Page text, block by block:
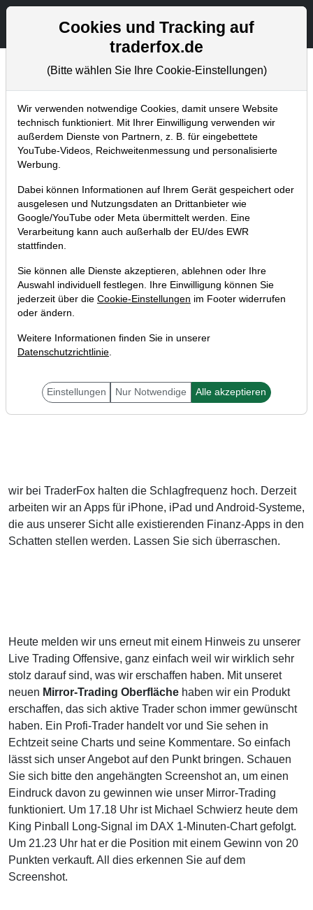
Aktien- und Artikelsuche
Aktuelles
Home Blog Aktuelles
DAX Trading: Heute hat Michael
Schwierz 2 Volltreffer gelandet!
09.01.2013 um 00:09 Uhr | TraderFox GmbH
Liebe Leser,
wir bei TraderFox halten die Schlagfrequenz hoch. Derzeit
arbeiten wir an Apps für iPhone, iPad und Android-Systeme,
die aus unserer Sicht alle existierenden Finanz-Apps in den
Schatten stellen werden. Lassen Sie sich überraschen.
Heute melden wir uns erneut mit einem Hinweis zu unserer
Live Trading Offensive, ganz einfach weil wir wirklich sehr
stolz darauf sind, was wir erschaffen haben. Mit unseret
neuen Mirror-Trading Oberfläche haben wir ein Produkt
erschaffen, das sich aktive Trader schon immer gewünscht
haben. Ein Profi-Trader handelt vor und Sie sehen in
Echtzeit seine Charts und seine Kommentare. So einfach
lässt sich unser Angebot auf den Punkt bringen. Schauen
Sie sich bitte den angehängten Screenshot an, um einen
Eindruck davon zu gewinnen wie unser Mirror-Trading
funktioniert. Um 17.18 Uhr ist Michael Schwierz heute dem
King Pinball Long-Signal im DAX 1-Minuten-Chart gefolgt.
Um 21.23 Uhr hat er die Position mit einem Gewinn von 20
Punkten verkauft. All dies erkennen Sie auf dem
Screenshot.
Cookies und Tracking auf
traderfox.de
(Bitte wählen Sie Ihre Cookie-Einstellungen)
Wir verwenden notwendige Cookies, damit unsere Website
technisch funktioniert. Mit Ihrer Einwilligung verwenden wir
außerdem Dienste von Partnern, z. B. für eingebettete
YouTube-Videos, Reichweitenmessung und personalisierte
Werbung.
Dabei können Informationen auf Ihrem Gerät gespeichert oder
ausgelesen und Nutzungsdaten an Drittanbieter wie
Google/YouTube oder Meta übermittelt werden. Eine
Verarbeitung kann auch außerhalb der EU/des EWR
stattfinden.
Sie können alle Dienste akzeptieren, ablehnen oder Ihre
Auswahl individuell festlegen. Ihre Einwilligung können Sie
jederzeit über die Cookie-Einstellungen im Footer widerrufen
oder ändern.
Weitere Informationen finden Sie in unserer
Datenschutzrichtlinie.
Einstellungen Nur Notwendige Alle akzeptieren